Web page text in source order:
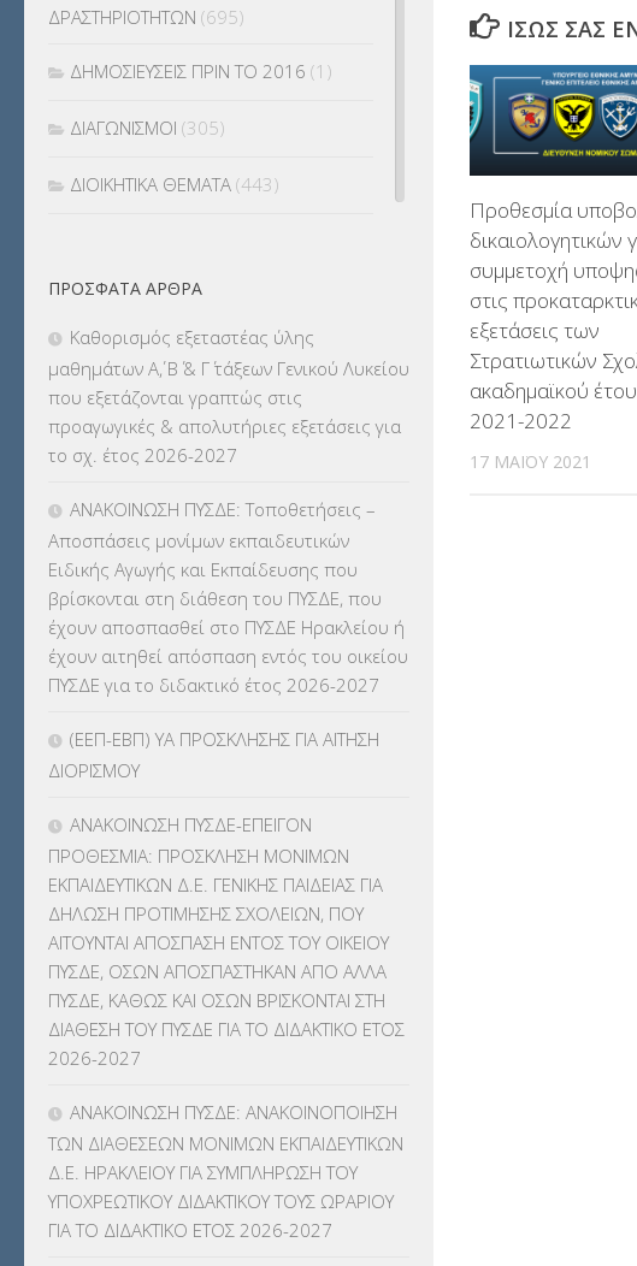
ΊΣΩΣ ΣΑΣ
Προθεσμία
δικαιολογητικών
συμμετοχή
στις
εξετάσεις των
Στρατιωτικών
ακαδημαϊκού
2021-2022
17 ΜΑΪ́ΟΥ 2021
ΔΡΑΣΤΗΡΙΟΤΗΤΩΝ (695)
ΔΗΜΟΣΙΕΥΣΕΙΣ ΠΡΙΝ ΤΟ 2016 (1)
ΔΙΑΓΩΝΙΣΜΟΙ (305)
ΔΙΟΙΚΗΤΙΚΑ ΘΕΜΑΤΑ (443)
ΕΚΔΡΟΜΕΣ(7.354)
ΕΚΠΑΙΔΕΥΤΙΚΑ ΘΕΜΑΤΑ (2.823)
ΕΠΑΛ(366)
ΕΠΙΜΟΡΦΩΣΗ Τ.Π.Ε.
ΕΥΡΩΠΑΪΚΑ ΠΡΟΓΡΑΜΜΑΤΑ(230)
ΚΕΣΥ(60)
ΚΕΣΥΠ (109)
ΚΠγ – ΚΡΑΤΙΚΟ ΠΙΣΤΟΠΟΙΗΤΙΚΟ
ΚΠπ- ΚΡΑΤΙΚΟ ΠΙΣΤΟΠΟΙΗΤΙΚΟ
ΛΟΙΠΑ(309)
ΜΑΘΗΤΕΙΑ(275)
ΜΕΤΑΘΕΣΕΙΣ-ΤΟΠΟΘΕΤΗΣΕΙΣ
ΒΕΛΤΙΩΣΕΙΣ(319)
ΜΕΤΑΤΑΞΕΙΣ
ΜΕΤΑΦΟΡΑ ΜΑΘΗΤΩΝ(3)
ΝΟΜΟΘΕΣΙΑ(66)
ΟΙΚΟΝΟΜΙΚΑ ΘΕΜΑΤΑ(73)
ΠΡΌΣΦΑΤΑ ΆΡΘΡΑ
Καθορισμός εξεταστέας ύλης
μαθημάτων Α΄, Β΄ & Γ΄ τάξεων Γενικού Λυκείου
που εξετάζονται γραπτώς στις
προαγωγικές & απολυτήριες εξετάσεις για
το σχ. έτος 2026-2027
ΑΝΑΚΟΙΝΩΣΗ ΠΥΣΔΕ: Τοποθετήσεις –
Αποσπάσεις μονίμων εκπαιδευτικών
Ειδικής Αγωγής και Εκπαίδευσης που
βρίσκονται στη διάθεση του ΠΥΣΔΕ, που
έχουν αποσπασθεί στο ΠΥΣΔΕ Ηρακλείου ή
έχουν αιτηθεί απόσπαση εντός του οικείου
ΠΥΣΔΕ για το διδακτικό έτος 2026-2027
(ΕΕΠ-ΕΒΠ) ΥΑ ΠΡΟΣΚΛΗΣΗΣ ΓΙΑ ΑΙΤΗΣΗ
ΔΙΟΡΙΣΜΟΥ
ΑΝΑΚΟΙΝΩΣΗ ΠΥΣΔΕ-ΕΠΕΙΓΟΝ
ΠΡΟΘΕΣΜΙΑ: ΠΡΟΣΚΛΗΣΗ ΜΟΝΙΜΩΝ
ΕΚΠΑΙΔΕΥΤΙΚΩΝ Δ.Ε. ΓΕΝΙΚΗΣ ΠΑΙΔΕΙΑΣ ΓΙΑ
ΔΗΛΩΣΗ ΠΡΟΤΙΜΗΣΗΣ ΣΧΟΛΕΙΩΝ, ΠΟΥ
ΑΙΤΟΥΝΤΑΙ ΑΠΟΣΠΑΣΗ ΕΝΤΟΣ ΤΟΥ ΟΙΚΕΙΟΥ
ΠΥΣΔΕ, ΟΣΩΝ ΑΠΟΣΠΑΣΤΗΚΑΝ ΑΠΟ ΑΛΛΑ
ΠΥΣΔΕ, ΚΑΘΩΣ ΚΑΙ ΟΣΩΝ ΒΡΙΣΚΟΝΤΑΙ ΣΤΗ
ΔΙΑΘΕΣΗ ΤΟΥ ΠΥΣΔΕ ΓΙΑ ΤΟ ΔΙΔΑΚΤΙΚΟ ΕΤΟΣ
2026-2027
ΑΝΑΚΟΙΝΩΣΗ ΠΥΣΔΕ: ΑΝΑΚΟΙΝΟΠΟΙΗΣΗ
ΤΩΝ ΔΙΑΘΕΣΕΩΝ ΜΟΝΙΜΩΝ ΕΚΠΑΙΔΕΥΤΙΚΩΝ
Δ.Ε. ΗΡΑΚΛΕΙΟΥ ΓΙΑ ΣΥΜΠΛΗΡΩΣΗ ΤΟΥ
ΥΠΟΧΡΕΩΤΙΚΟΥ ΔΙΔΑΚΤΙΚΟΥ ΤΟΥΣ ΩΡΑΡΙΟΥ
ΓΙΑ ΤΟ ΔΙΔΑΚΤΙΚΟ ΕΤΟΣ 2026-2027